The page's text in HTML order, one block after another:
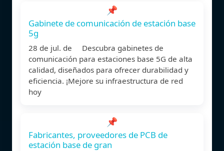
📌
Gabinete de comunicación de estación base
5g
28 de jul. de Descubra gabinetes de
comunicación para estaciones base 5G de alta
calidad, diseñados para ofrecer durabilidad y
eficiencia. ¡Mejore su infraestructura de red
hoy
📌
Fabricantes, proveedores de PCB de
estación base de gran